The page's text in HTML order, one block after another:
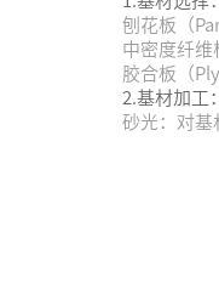
刨花板（
中密度纤维
胶合板（
2.基材加工
砂光：对基